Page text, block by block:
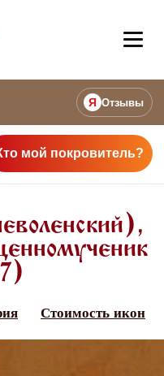
Я Отзывы
мой покровитель?
Стоимость икон